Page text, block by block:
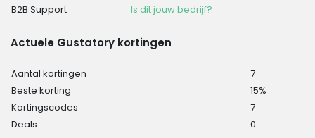
B2B Support
Is dit jouw bedrijf?
Actuele Gustatory kortingen
Aantal kortingen
7
Beste korting
15%
Kortingscodes
7
Deals
0